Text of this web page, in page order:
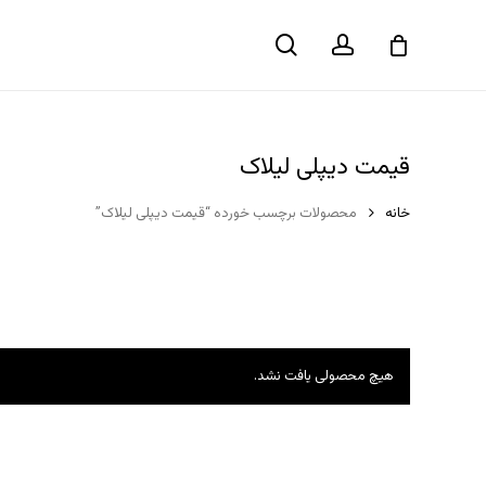
جستجوحساب
کاربری سبد خرید
قیمت دیپلی لیلاک
خانه محصولات برچسب خورده “قیمت دیپلی لیلاک”
هیچ محصولی یافت نشد.